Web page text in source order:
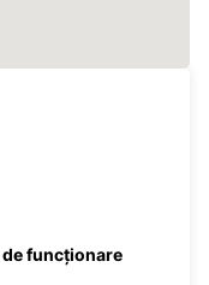
funcționare